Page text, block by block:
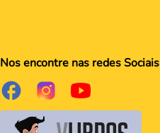
Nos encontre nas redes Sociais